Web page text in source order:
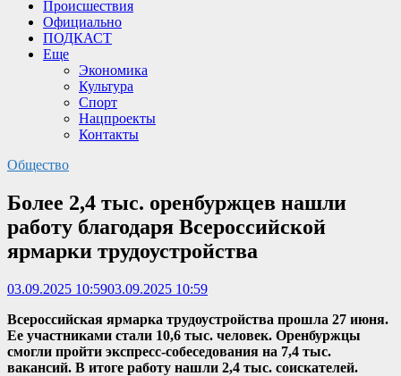
Происшествия
Официально
ПОДКАСТ
Еще
Экономика
Культура
Спорт
Нацпроекты
Контакты
Общество
Более 2,4 тыс. оренбуржцев нашли
работу благодаря Всероссийской
ярмарки трудоустройства
03.09.2025 10:5903.09.2025 10:59
Всероссийская ярмарка трудоустройства прошла 27 июня.
Ее участниками стали 10,6 тыс. человек. Оренбуржцы
смогли пройти экспресс-собеседования на 7,4 тыс.
вакансий. В итоге работу нашли 2,4 тыс. соискателей.